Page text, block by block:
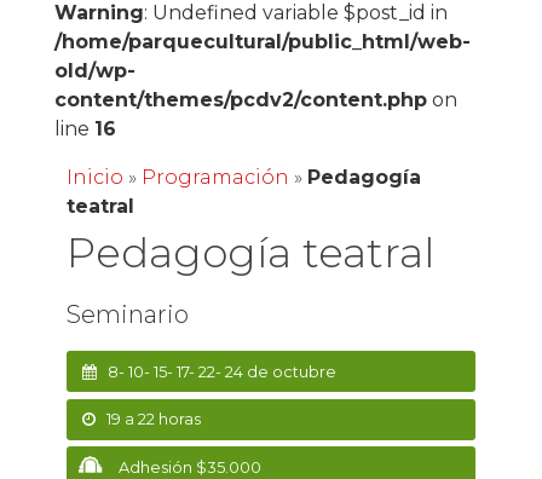
Warning: Undefined variable $post_id in
/home/parquecultural/public_html/web-
old/wp-
content/themes/pcdv2/content.phpon
line 16
Inicio » Programación » Pedagogía
teatral
Pedagogía teatral
Seminario
8- 10- 15- 17- 22- 24 de octubre
19 a 22 horas
Adhesión $35.000